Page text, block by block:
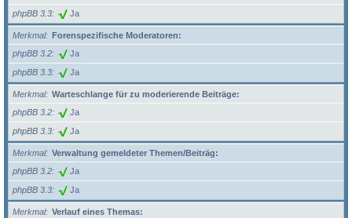
phpBB 3.3 Ja
Merkmal
Forenspezifische Moderatoren:
phpBB 3.2
Ja
phpBB 3.3 Ja
Merkmal
Warteschlange für zu moderierende Beiträge:
phpBB 3.2
Ja
phpBB 3.3 Ja
Merkmal
Verwaltung gemeldeter Themen/Beiträg:
phpBB 3.2
Ja
phpBB 3.3 Ja
Merkmal
Verlauf eines Themas: